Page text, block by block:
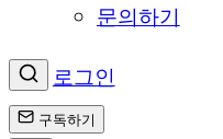
문의하기
로그인
구독하기